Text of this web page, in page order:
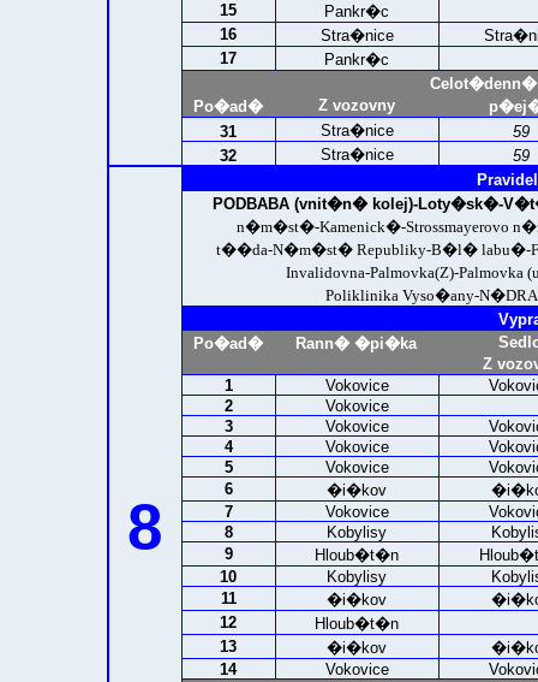
15
Pankr�c
16
Stra�nice
17
Pankr�c
Po�ad�
Z vozovny
31
Stra�nice
59
32
Stra�nice 59
8
PODBABA (vnit�n� kolej)-Loty�sk�-
n�m�st�-Kamenick�-Strossmayerovo
t��da-N�m�st� Republiky-B�l� labu�-
Invalidovna-Palmovka(Z)-
Poliklinika Vyso�any-
Po�ad�
Rann� �pi�ka
Z
1
Vokovice
2
Vokovice
3
Vokovice
4
Vokovice
5
Vokovice
6
�i�kov
7
Vokovice
8
Kobylisy
9
Hloub�t�n
10
Kobylisy
11
�i�kov
12
Hloub�t�n
13
�i�kov
14
Vokovice